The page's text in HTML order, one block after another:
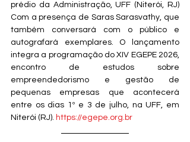
prédio da Administração, UFF (Niterói, RJ)
Com a presença de Saras Sarasvathy, que
também conversará com o público e
autografará exemplares. O lançamento
integra a programação do XIV EGEPE 2026,
encontro de estudos sobre
empreendedorismo e gestão de
pequenas empresas que acontecerá
entre os dias 1º e 3 de julho, na UFF, em
Niterói (RJ). https://egepe.org.br